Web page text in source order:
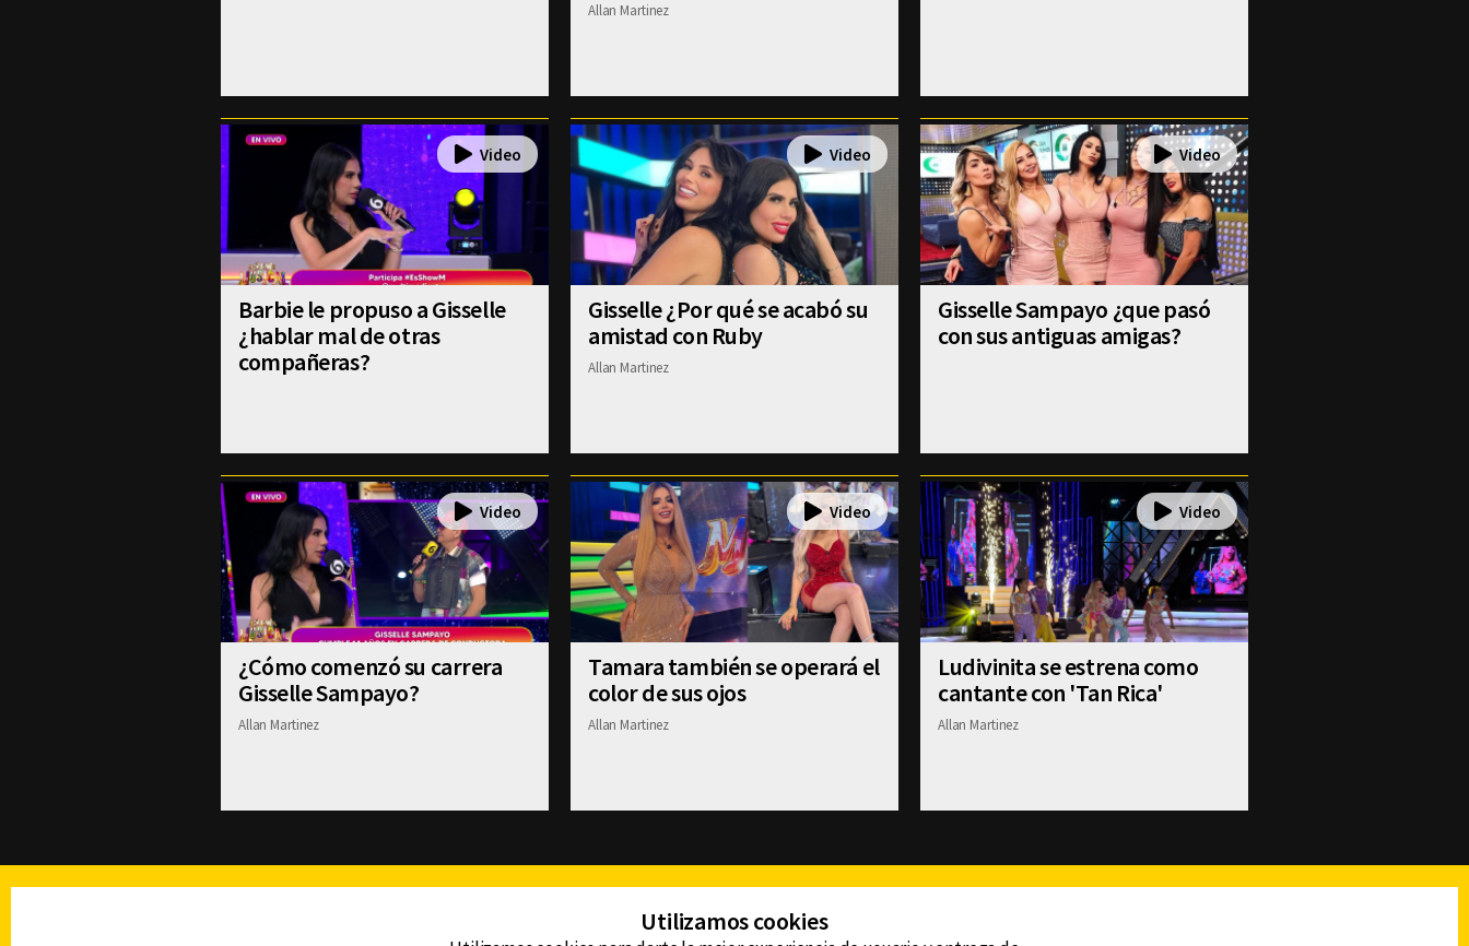
Allan Martinez
Barbie le propuso a Gisselle
¿hablar mal de otras
compañeras?
Gisselle ¿Por qué se acabó su
amistad con Ruby
Allan Martinez
Gisselle Sampayo ¿que pasó
con sus antiguas amigas?
¿Cómo comenzó su carrera
Gisselle Sampayo?
Allan Martinez
Tamara también se operará el
color de sus ojos
Allan Martinez
Ludivinita se estrena como
cantante con 'Tan Rica'
Allan Martinez
Utilizamos cookies